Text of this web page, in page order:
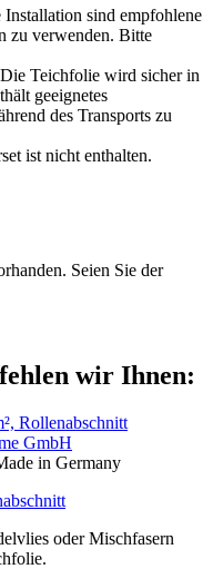
sind empfohlene
zu verwenden. Bitte
Teichfolie wird sicher in
geeignetes
des Transports zu
ist nicht enthalten.
Seien Sie der
wir Ihnen:
in Germany
oder Mischfasern